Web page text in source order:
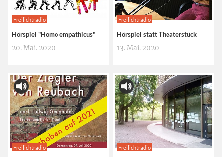
Freilichtradio
Hörspiel "Homo empathicus"
20. Mai. 2020
Freilichtradio
Hörspiel statt Theaterstück
13. Mai. 2020
Freilichtradio Freilichtradio